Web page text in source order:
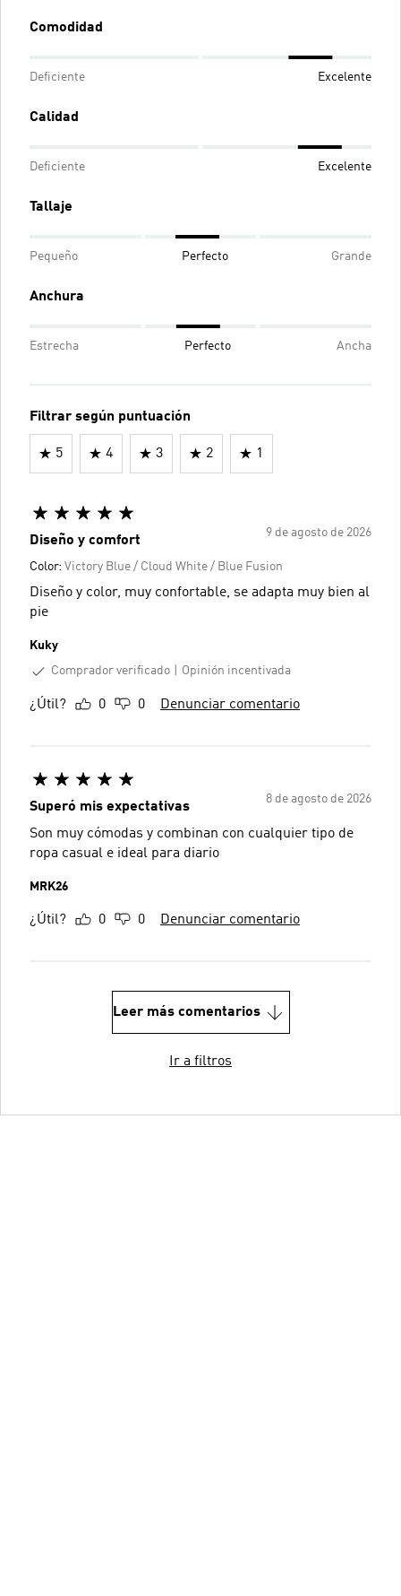
Comodidad
Deficiente Excelente
Calidad
Deficiente Excelente
Tallaje
Pequeño Perfecto Grande
Anchura
Estrecha Perfecto Ancha
Filtrar según puntuación
5 4 3 2 1
9 de agosto de 2026
Diseño y comfort
Color: Victory Blue / Cloud White / Blue Fusion
Diseño y color, muy confortable, se adapta muy bien al
pie
Kuky
Comprador verificado
Opinión incentivada
¿Útil? 0 0 Denunciar comentario
8 de agosto de 2026
Superó mis expectativas
Son muy cómodas y combinan con cualquier tipo de
ropa casual e ideal para diario
MRK26
¿Útil? 0 0 Denunciar comentario
Leer más comentarios
Ir a filtros